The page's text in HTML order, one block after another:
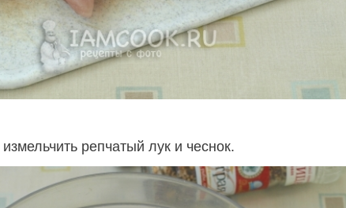
репчатый лук и чеснок.